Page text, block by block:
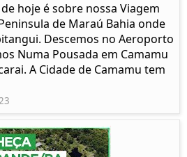
hoje é sobre nossa Viagem
de Maraú Bahia onde
Descemos no Aeroporto
Numa Pousada em Camamu
A Cidade de Camamu tem